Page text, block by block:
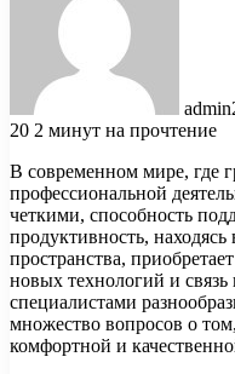
admin
20 2 минут на прочтение
В современном мире, где
профессиональной
четкими, способность
продуктивность,
пространства,
новых технологий и связь
специалистами
множество вопросов о
комфортной и